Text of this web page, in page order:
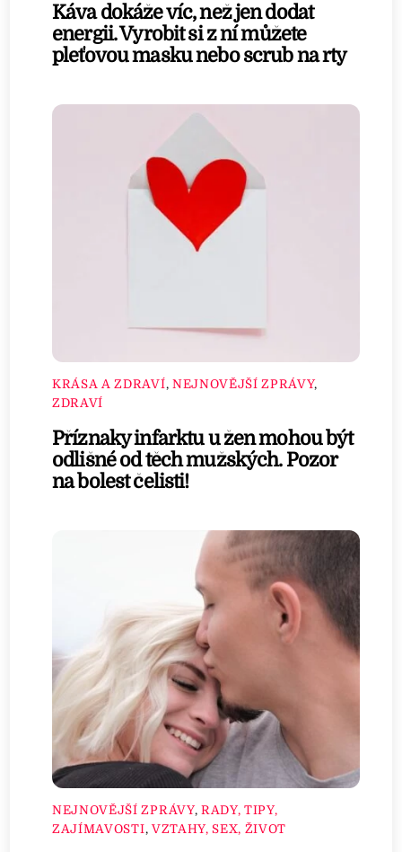
Káva dokáže víc, než jen dodat
energii. Vyrobit si z ní můžete
pleťovou masku nebo scrub na rty
KRÁSA A ZDRAVÍ, NEJNOVĚJŠÍ ZPRÁVY,
ZDRAVÍ
Příznaky infarktu u žen mohou být
odlišné od těch mužských. Pozor
na bolest čelisti!
NEJNOVĚJŠÍ ZPRÁVY, RADY, TIPY,
ZAJÍMAVOSTI, VZTAHY, SEX, ŽIVOT